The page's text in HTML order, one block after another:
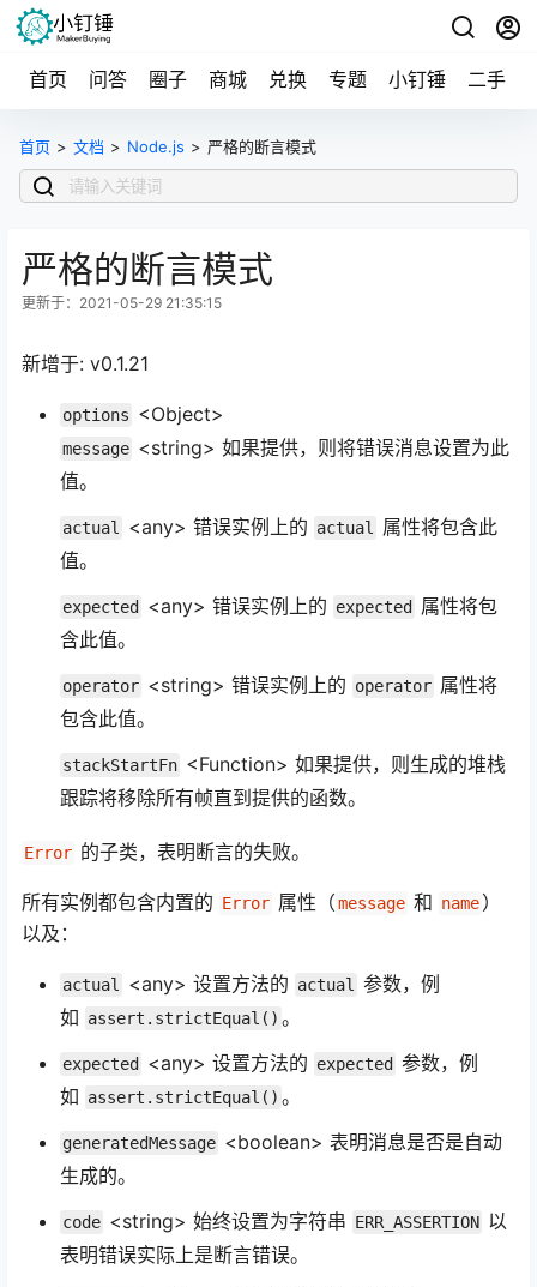
首页 问答 圈子 商城 兑换 专题 小钉锤 二手
首页 > 文档 > Node.js > 严格的断言模式
严格的断言模式
更新于：2021-05-29 21:35:15
新增于: v0.1.21
options <Object>
message <string> 如果提供，则将错误消息设置为此
值。
actual <any> 错误实例上的 actual
属性将包含此
值。
expected <any> 错误实例上的 expected
属性将包
含此值。
operator <string> 错误实例上的 operator 属性将
包含此值。
stackStartFn <Function> 如果提供，则生成的堆栈
跟踪将移除所有帧直到提供的函数。
Error 的子类，表明断言的失败。
所有实例都包含内置的 Error 属性（message 和 name）
以及：
actual <any> 设置方法的 actual
参数，例
如 assert.strictEqual() 。
expected <any> 设置方法的 expected 参数，例
如 assert.strictEqual() 。
generatedMessage <boolean> 表明消息是否是自动
生成的。
code <string> 始终设置为字符串 ERR_ASSERTION 以
表明错误实际上是断言错误。